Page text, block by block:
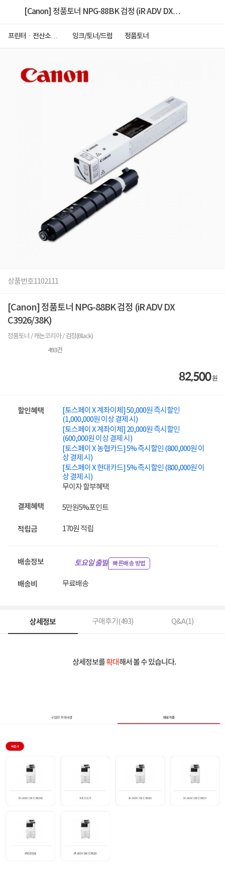
[Canon] 정품토너 NPG-88BK 검정 (iR ADV DX
프린터ㆍ전산소모
잉크/토너/드럼 정품토너
상품번호1102111
[Canon] 정품토너 NPG-88BK 검정 (iR ADV DX
C3926/38K)
정품토너 / 캐논코리아 / 검정(Black)
493건
82,500원
할인혜택
[토스페이 X 계좌이체] 50,000원 즉시할인
(1,000,000원 이상 결제 시)
[토스페이 X 계좌이체] 20,000원 즉시할인
(600,000원 이상 결제 시)
[토스페이 X 농협카드] 5% 즉시할인 (800,000원 이
상 결제 시)
[토스페이 X 현대카드] 5% 즉시할인 (800,000원 이
상 결제 시)
무이자 할부혜택
결제혜택 5만원5%포인트
적립금 170원 적립
배송정보 토요일 출발 빠른배송 방법
배송비 무료배송
상세정보 구매후기(493) Q&A(1)
상세정보를확대해서 볼 수 있습니다.